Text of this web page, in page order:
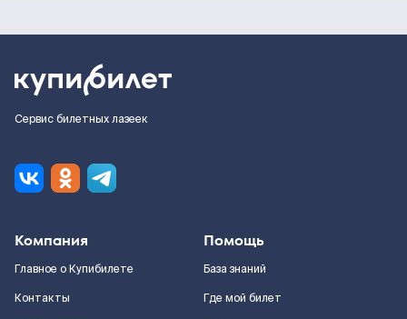
Сервис билетных лазеек
Компания
Главное о Купибилете
Контакты
Помощь
База знаний
Где мой билет